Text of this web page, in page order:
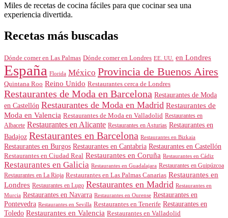
Miles de recetas de cocina fáciles para que cocinar sea una
experiencia divertida.
Recetas más buscadas
Dónde comer en Las Palmas Dónde comer en Londres EE. UU. en Londres
España Florida México Provincia de Buenos Aires
Quintana Roo Reino Unido Restaurantes cerca de Londres
Restaurantes de Moda en Barcelona Restaurantes de Moda
en Castellón Restaurantes de Moda en Madrid Restaurantes de
Moda en Valencia Restaurantes de Moda en Valladolid Restaurantes en
Albacete Restaurantes en Alicante Restaurantes en Asturias Restaurantes en
Badajoz Restaurantes en Barcelona Restaurantes en Bizkaia
Restaurantes en Burgos Restaurantes en Cantabria Restaurantes en Castellón
Restaurantes en Ciudad Real Restaurantes en Coruña Restaurantes en Cádiz
Restaurantes en Galicia Restaurantes en Guadalajara Restaurantes en Guipúzcoa
Restaurantes en La Rioja Restaurantes en Las Palmas Canarias Restaurantes en
Londres Restaurantes en Lugo Restaurantes en Madrid Restaurantes en
Murcia Restaurantes en Navarra Restaurantes en Ourense Restaurantes en
Pontevedra Restaurantes en Sevilla Restaurantes en Tenerife Restaurantes en
Toledo Restaurantes en Valencia Restaurantes en Valladolid